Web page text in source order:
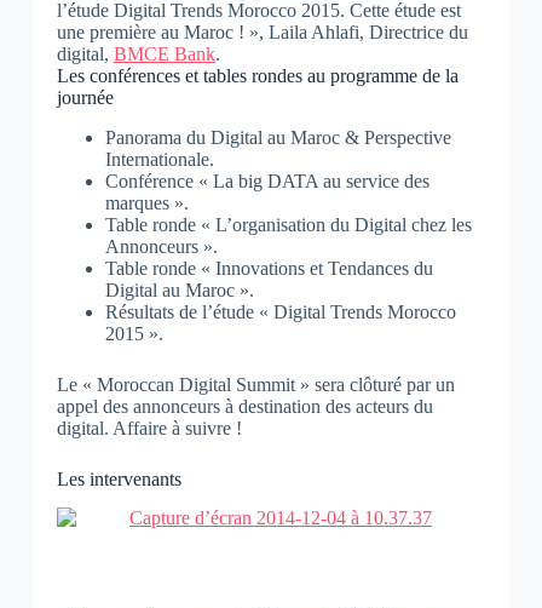
l’étude Digital Trends Morocco 2015. Cette étude est
une première au Maroc ! », Laila Ahlafi, Directrice du
digital, BMCE Bank.
Les conférences et tables rondes au programme de la
journée
Panorama du Digital au Maroc & Perspective
Internationale.
Conférence « La big DATA au service des
marques ».
Table ronde « L’organisation du Digital chez les
Annonceurs ».
Table ronde « Innovations et Tendances du
Digital au Maroc ».
Résultats de l’étude « Digital Trends Morocco
2015 ».
Le « Moroccan Digital Summit » sera clôturé par un
appel des annonceurs à destination des acteurs du
digital. Affaire à suivre !
Les intervenants